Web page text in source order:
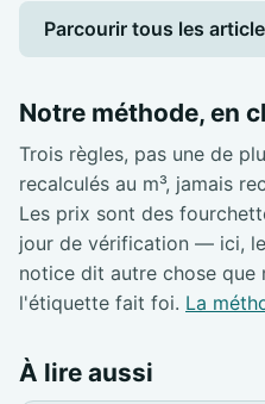
Parcourir tous les
Notre méthode, en
Trois règles, pas une de
recalculés au m³, jamais
Les prix sont des
jour de vérification — ici,
notice dit autre chose que
l'étiquette fait foi. La
À lire aussi